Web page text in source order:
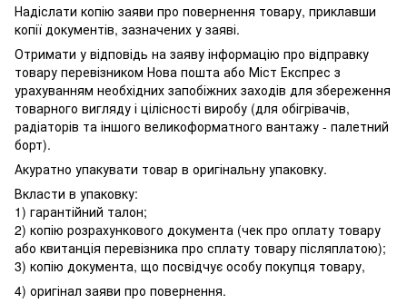
Надіслати копію заяви про повернення товару, приклавши
копії документів, зазначених у заяві.
Отримати у відповідь на заяву інформацію про відправку
товару перевізником Нова пошта або Міст Експрес з
урахуванням необхідних запобіжних заходів для збереження
товарного вигляду і цілісності виробу (для обігрівачів,
радіаторів та іншого великоформатного вантажу - палетний
борт).
Акуратно упакувати товар в оригінальну упаковку.
Вкласти в упаковку:
1) гарантійний талон;
2) копію розрахункового документа (чек про оплату товару
або квитанція перевізника про сплату товару післяплатою);
3) копію документа, що посвідчує особу покупця товару,
4) оригінал заяви про повернення.